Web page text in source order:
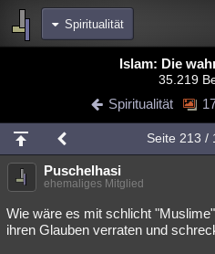
Spiritualität
Diskussionen Blogs
Chat Wiki Neuigkeiten
meine Rubriken
Menschen Wissenschaft
Spiritualität Verschwörungen
Islam: Die
35.219
Spiritualität
Seite 213 /
Puschelhasi
ehemaliges Mitglied
Wie wäre es mit schlicht
ihren Glauben verraten und